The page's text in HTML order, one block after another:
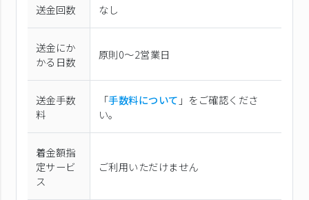
送金回数 なし
送金にか
かる日数
原則0〜2営業日
送金手数
料
「手数料について 」をご確認くださ
い。
着金額指
定サービ
ス
ご利用いただけません